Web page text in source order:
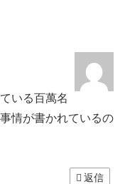
いる百萬名
情が書かれているの
返信